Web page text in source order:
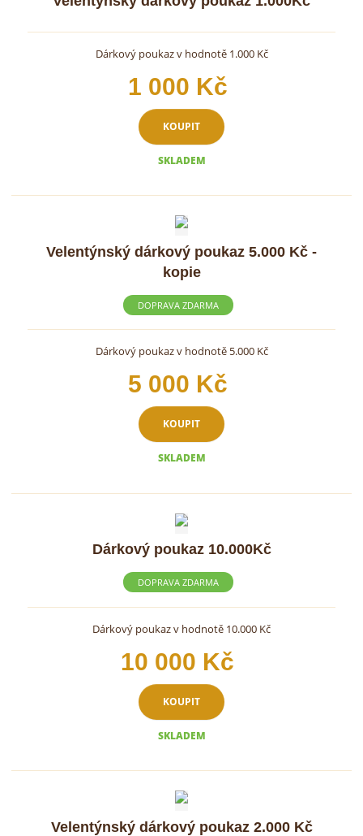
Dárkový poukaz v hodnotě 1.000 Kč
1 000 Kč
KOUPIT
SKLADEM
Velentýnský dárkový poukaz 5.000 Kč -
kopie
DOPRAVA ZDARMA
Dárkový poukaz v hodnotě 5.000 Kč
5 000 Kč
KOUPIT
SKLADEM
Dárkový poukaz 10.000Kč
DOPRAVA ZDARMA
Dárkový poukaz v hodnotě 10.000 Kč
10 000 Kč
KOUPIT
SKLADEM
Velentýnský dárkový poukaz 2.000 Kč